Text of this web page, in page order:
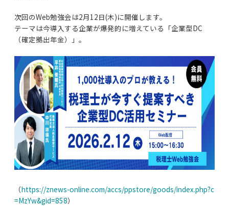
次回のWeb勉強会は2月12日(木)に開催します。
テーマは今導入する企業が爆発的に増えている「企業型DC
（確定拠出年金）」。
（https://znews-online.com/accs/ppstore/goods/index.php?c
=MzYw&gid=858）